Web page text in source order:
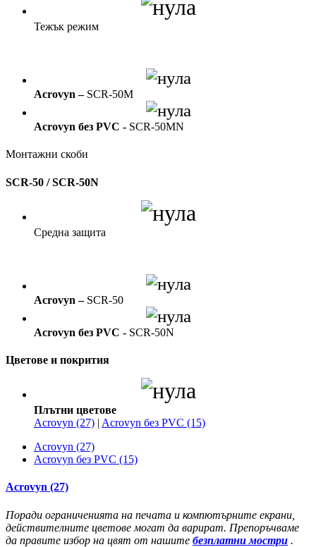
Тежък режим
Acrovyn – SCR-50M
Acrovyn без PVC - SCR-50MN
Монтажни скоби
SCR-50 / SCR-50N
Средна защита
Acrovyn – SCR-50
Acrovyn без PVC - SCR-50N
Цветове и покрития
Плътни цветове
Acrovyn (27) | Acrovyn без PVC (15)
Acrovyn (27)
Acrovyn без PVC (15)
Acrovyn (27)
Поради ограниченията на печата и компютърните екрани,
действителните цветове могат да варират. Препоръчваме
да правите избор на цвят от нашите безплатни мостри .